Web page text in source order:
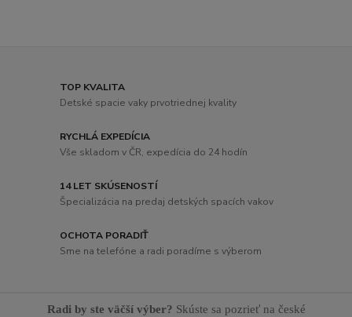
TOP KVALITA
Detské spacie vaky prvotriednej kvality
RYCHLÁ EXPEDÍCIA
Vše skladom v ČR, expedícia do 24 hodín
14 LET SKÚSENOSTÍ
Špecializácia na predaj detských spacích vakov
OCHOTA PORADIŤ
Sme na telefóne a radi poradíme s výberom
Radi by ste väčší výber? Skúste sa pozrieť na české